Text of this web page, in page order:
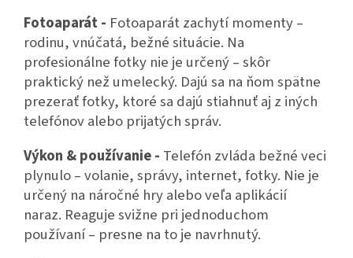
Fotoaparát - Fotoaparát zachytí momenty –
rodinu, vnúčatá, bežné situácie. Na
profesionálne fotky nie je určený – skôr
praktický než umelecký. Dajú sa na ňom spätne
prezerať fotky, ktoré sa dajú stiahnuť aj z iných
telefónov alebo prijatých správ.
Výkon & používanie - Telefón zvláda bežné veci
plynulo – volanie, správy, internet, fotky. Nie je
určený na náročné hry alebo veľa aplikácií
naraz. Reaguje svižne pri jednoduchom
používaní – presne na to je navrhnutý.